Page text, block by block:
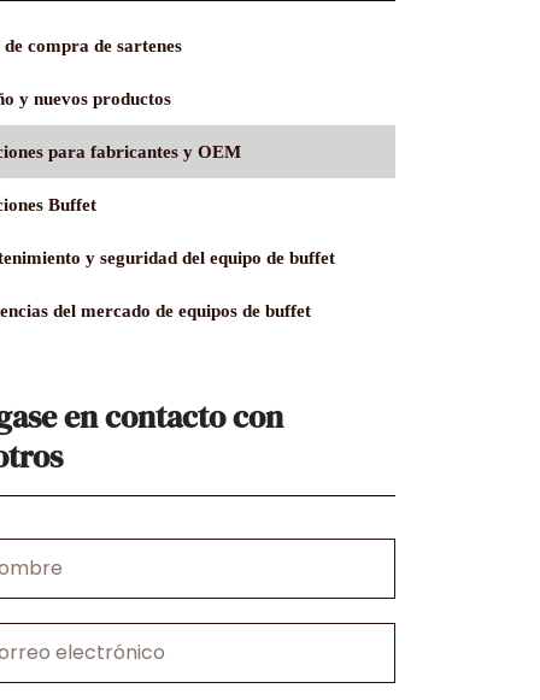
compra de sartenes
y nuevos productos
para fabricantes y OEM
Buffet
y seguridad del equipo de buffet
del mercado de equipos de buffet
en contacto con